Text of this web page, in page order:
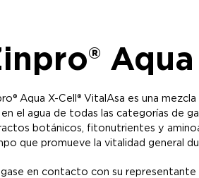
Aqua X-Cell® VitalAsa es una
el agua de todas las categorías de
botánicos, fitonutrientes y
que promueve la vitalidad general
en contacto con su